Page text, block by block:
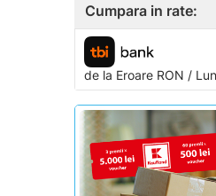
Cumpara in rate:
de la EroareRON /